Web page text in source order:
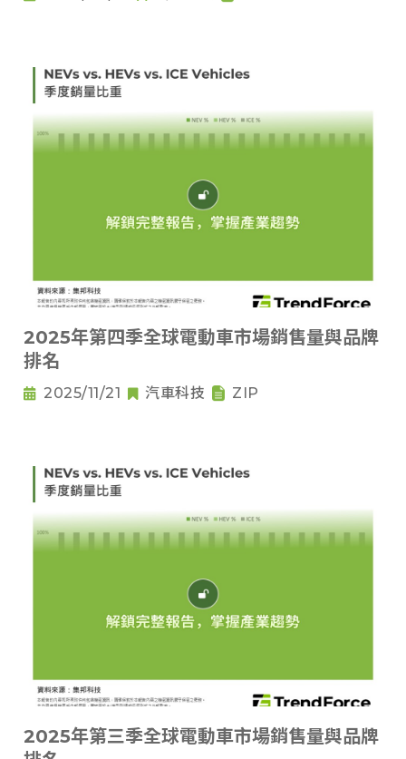
2025年第四季全球電動車市場銷售量與品牌
排名
2025/11/21 汽車科技 ZIP
2025年第三季全球電動車市場銷售量與品牌